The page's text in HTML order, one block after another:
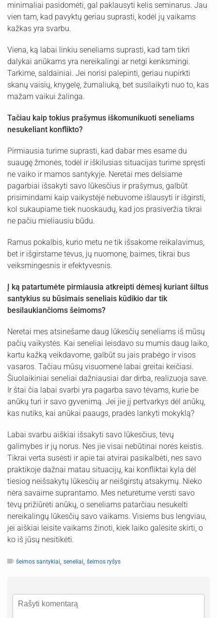
minimaliai pasidomėti, gal paklausyti kelis seminarus. Jau
vien tam, kad pavyktų geriau suprasti, kodėl jų vaikams
kažkas yra svarbu.
Viena, ką labai linkiu seneliams suprasti, kad tam tikri
dalykai anūkams yra nereikalingi ar netgi kenksmingi.
Tarkime, saldainiai. Jei norisi palepinti, geriau nupirkti
skanų vaisių, knygelę, žurnaliuką, bet susilaikyti nuo to, kas
mažam vaikui žalinga.
Tačiau kaip tokius prašymus iškomunikuoti seneliams
nesukeliant konflikto?
Pirmiausia turime suprasti, kad dabar mes esame du
suaugę žmonės, todėl ir iškilusias situacijas turime spręsti
ne vaiko ir mamos santykyje. Neretai mes delsiame
pagarbiai išsakyti savo lūkesčius ir prašymus, galbūt
prisimindami kaip vaikystėjė nebuvome išlausyti ir išgirsti,
kol sukaupiame tiek nuoskaudų, kad jos prasiveržia tikrai
ne pačiu mieliausiu būdu.
Ramus pokalbis, kurio metu ne tik išsakome reikalavimus,
bet ir išgirstame tėvus, jų nuomonę, baimes, tikrai bus
veiksmingesnis ir efektyvesnis.
Į ką patartumėte pirmiausia atkreipti dėmesį kuriant šiltus
santykius su būsimais seneliais kūdikio dar tik
besilaukiančioms šeimoms?
Neretai mes atsinešame daug lūkesčių seneliams iš mūsų
pačių vaikystės. Kai seneliai leisdavo su mumis daug laiko,
kartu kažką veikdavome, galbūt su jais prabėgo ir visos
vasaros. Tačiau mūsų visuomenė labai greitai keičiasi.
Šiuolaikiniai seneliai dažniausiai dar dirba, realizuoja save.
Ir štai čia labai svarbi yra pagarba savo tėvams, kurie be
anūkų turi ir savo gyvenimą. Jei jie jį pertvarkys dėl anūkų,
kas nutiks, kai anūkai paaugs, pradės lankyti mokyklą?
Labai svarbu aiškiai išsakyti savo lūkesčius, tėvų
galimybes ir jų norus. Nes jie visai nebūtinai norės keistis.
Tikrai verta susėsti ir apie tai atvirai pasikalbėti, nes savo
praktikoje dažnai matau situacijų, kai konfliktai kyla dėl
tiesiog neišsakytų lūkesčių ar neišgirstų atsakymų. Nieko
nėra savaime suprantamo. Mes neturėtume versti savo
tėvų prižiūrėti anūkų, o seneliams patarčiau nesukelti
nereikalingų lūkesčių savo vaikams. Visiems bus lengviau,
jei aiškiai leisite vaikams žinoti, kiek laiko galėsite skirti, o
ko iš jūsų nesitikėti.
šeimos santykiai, seneliai, šeimos ryšys